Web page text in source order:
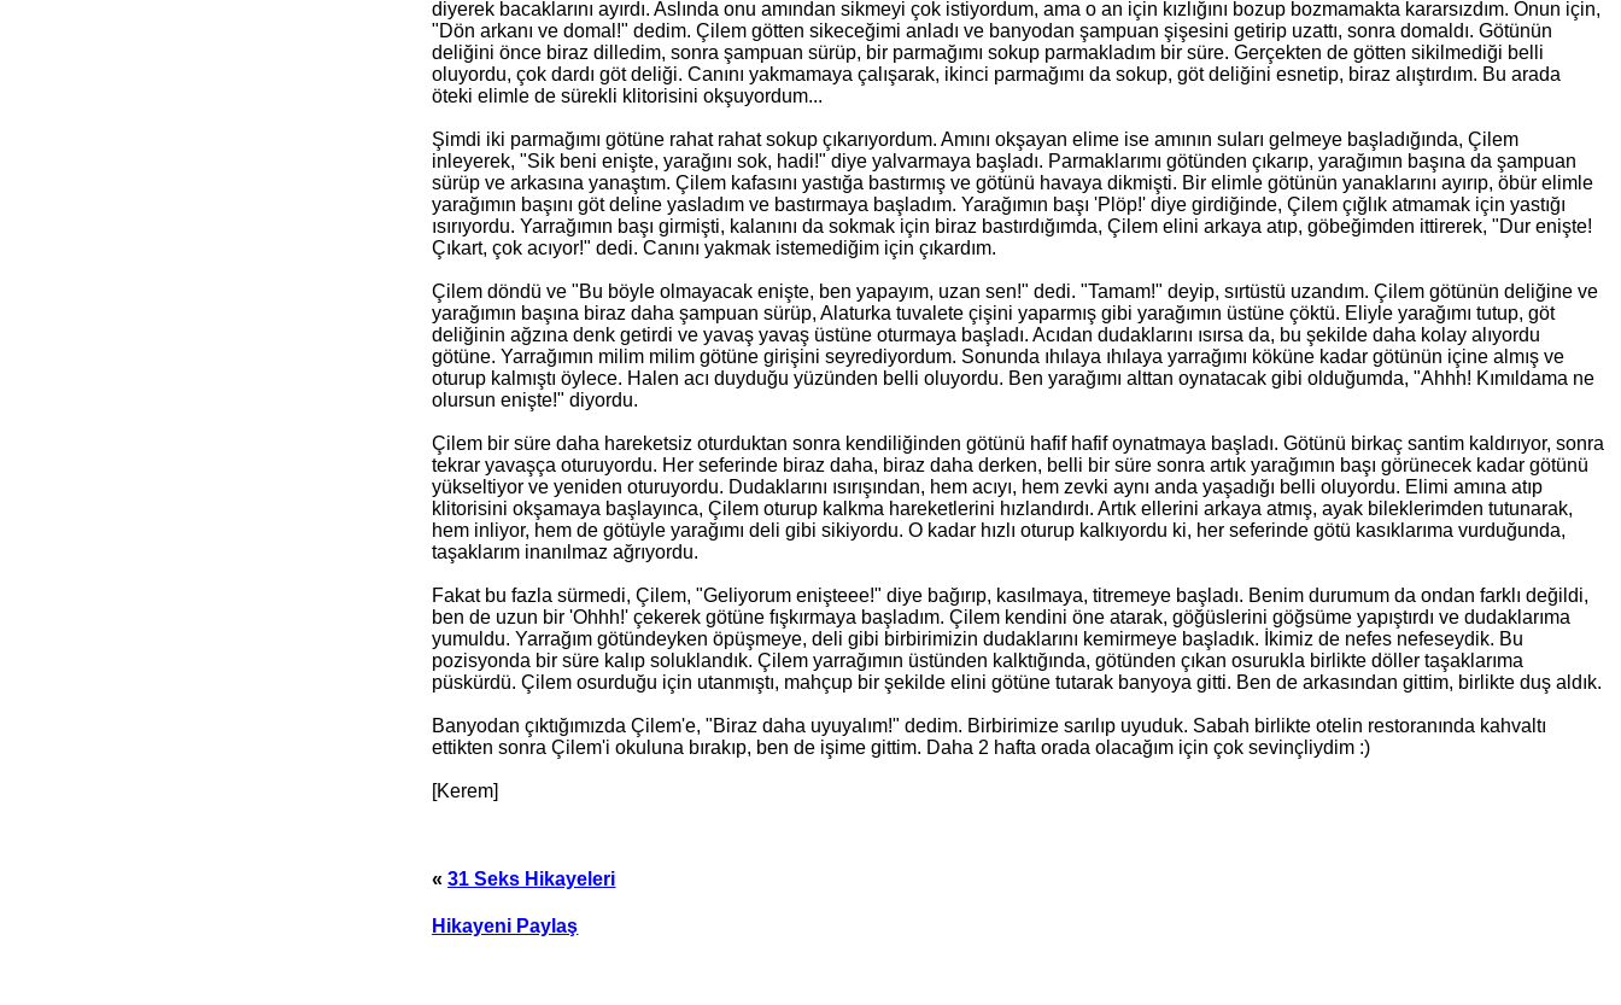
diyerek bacaklarını ayırdı. Aslında onu amından sikmeyi çok istiyordum, ama o an için kızlığını bozup bozmamakta kararsızdım. Onun için,
"Dön arkanı ve domal!" dedim. Çilem götten sikeceğimi anladı ve banyodan şampuan şişesini getirip uzattı, sonra domaldı. Götünün
deliğini önce biraz dilledim, sonra şampuan sürüp, bir parmağımı sokup parmakladım bir süre. Gerçekten de götten sikilmediği belli
oluyordu, çok dardı göt deliği. Canını yakmamaya çalışarak, ikinci parmağımı da sokup, göt deliğini esnetip, biraz alıştırdım. Bu arada
öteki elimle de sürekli klitorisini okşuyordum...
Şimdi iki parmağımı götüne rahat rahat sokup çıkarıyordum. Amını okşayan elime ise amının suları gelmeye başladığında, Çilem
inleyerek, "Sik beni enişte, yarağını sok, hadi!" diye yalvarmaya başladı. Parmaklarımı götünden çıkarıp, yarağımın başına da şampuan
sürüp ve arkasına yanaştım. Çilem kafasını yastığa bastırmış ve götünü havaya dikmişti. Bir elimle götünün yanaklarını ayırıp, öbür elimle
yarağımın başını göt deline yasladım ve bastırmaya başladım. Yarağımın başı 'Plöp!' diye girdiğinde, Çilem çığlık atmamak için yastığı
ısırıyordu. Yarrağımın başı girmişti, kalanını da sokmak için biraz bastırdığımda, Çilem elini arkaya atıp, göbeğimden ittirerek, "Dur enişte!
Çıkart, çok acıyor!" dedi. Canını yakmak istemediğim için çıkardım.
Çilem döndü ve "Bu böyle olmayacak enişte, ben yapayım, uzan sen!" dedi. "Tamam!" deyip, sırtüstü uzandım. Çilem götünün deliğine ve
yarağımın başına biraz daha şampuan sürüp, Alaturka tuvalete çişini yaparmış gibi yarağımın üstüne çöktü. Eliyle yarağımı tutup, göt
deliğinin ağzına denk getirdi ve yavaş yavaş üstüne oturmaya başladı. Acıdan dudaklarını ısırsa da, bu şekilde daha kolay alıyordu
götüne. Yarrağımın milim milim götüne girişini seyrediyordum. Sonunda ıhılaya ıhılaya yarrağımı köküne kadar götünün içine almış ve
oturup kalmıştı öylece. Halen acı duyduğu yüzünden belli oluyordu. Ben yarağımı alttan oynatacak gibi olduğumda, "Ahhh! Kımıldama ne
olursun enişte!" diyordu.
Çilem bir süre daha hareketsiz oturduktan sonra kendiliğinden götünü hafif hafif oynatmaya başladı. Götünü birkaç santim kaldırıyor, sonra
tekrar yavaşça oturuyordu. Her seferinde biraz daha, biraz daha derken, belli bir süre sonra artık yarağımın başı görünecek kadar götünü
yükseltiyor ve yeniden oturuyordu. Dudaklarını ısırışından, hem acıyı, hem zevki aynı anda yaşadığı belli oluyordu. Elimi amına atıp
klitorisini okşamaya başlayınca, Çilem oturup kalkma hareketlerini hızlandırdı. Artık ellerini arkaya atmış, ayak bileklerimden tutunarak,
hem inliyor, hem de götüyle yarağımı deli gibi sikiyordu. O kadar hızlı oturup kalkıyordu ki, her seferinde götü kasıklarıma vurduğunda,
taşaklarım inanılmaz ağrıyordu.
Fakat bu fazla sürmedi, Çilem, "Geliyorum enişteee!" diye bağırıp, kasılmaya, titremeye başladı. Benim durumum da ondan farklı değildi,
ben de uzun bir 'Ohhh!' çekerek götüne fışkırmaya başladım. Çilem kendini öne atarak, göğüslerini göğsüme yapıştırdı ve dudaklarıma
yumuldu. Yarrağım götündeyken öpüşmeye, deli gibi birbirimizin dudaklarını kemirmeye başladık. İkimiz de nefes nefeseydik. Bu
pozisyonda bir süre kalıp soluklandık. Çilem yarrağımın üstünden kalktığında, götünden çıkan osurukla birlikte döller taşaklarıma
püskürdü. Çilem osurduğu için utanmıştı, mahçup bir şekilde elini götüne tutarak banyoya gitti. Ben de arkasından gittim, birlikte duş aldık.
Banyodan çıktığımızda Çilem'e, "Biraz daha uyuyalım!" dedim. Birbirimize sarılıp uyuduk. Sabah birlikte otelin restoranında kahvaltı
ettikten sonra Çilem'i okuluna bırakıp, ben de işime gittim. Daha 2 hafta orada olacağım için çok sevinçliydim :)
[Kerem]
«31 Seks Hikayeleri
Hikayeni Paylaş